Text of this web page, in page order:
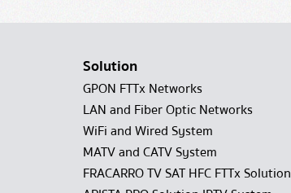
Solution
GPON FTTx Networks
LAN and Fiber Optic Networks
WiFi and Wired System
MATV and CATV System
FRACARRO TV SAT HFC FTTx Solution